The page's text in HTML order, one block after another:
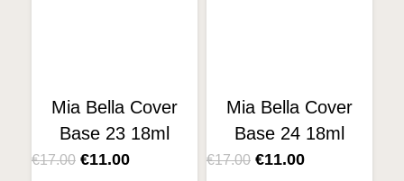
Mia Bella Cover
Base 23 18ml
€17.00 €11.00
Mia Bella Cover
Base 24 18ml
€17.00 €11.00